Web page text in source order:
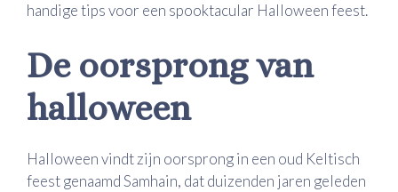
handige tips voor een spooktacular Halloween feest.
De oorsprong van
halloween
Halloween vindt zijn oorsprong in een oud Keltisch
feest genaamd Samhain, dat duizenden jaren geleden